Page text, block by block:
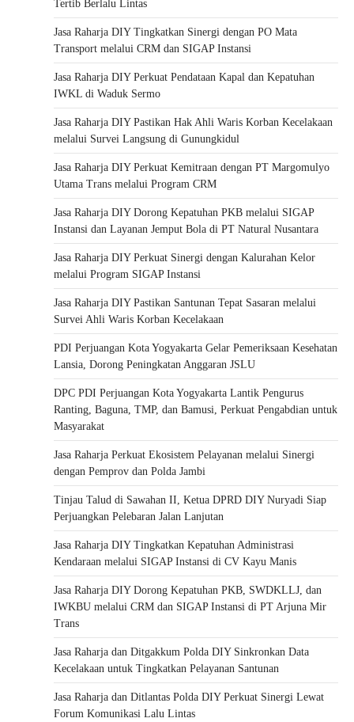
Tertib Berlalu Lintas
Jasa Raharja DIY Tingkatkan Sinergi dengan PO Mata
Transport melalui CRM dan SIGAP Instansi
Jasa Raharja DIY Perkuat Pendataan Kapal dan Kepatuhan
IWKL di Waduk Sermo
Jasa Raharja DIY Pastikan Hak Ahli Waris Korban Kecelakaan
melalui Survei Langsung di Gunungkidul
Jasa Raharja DIY Perkuat Kemitraan dengan PT Margomulyo
Utama Trans melalui Program CRM
Jasa Raharja DIY Dorong Kepatuhan PKB melalui SIGAP
Instansi dan Layanan Jemput Bola di PT Natural Nusantara
Jasa Raharja DIY Perkuat Sinergi dengan Kalurahan Kelor
melalui Program SIGAP Instansi
Jasa Raharja DIY Pastikan Santunan Tepat Sasaran melalui
Survei Ahli Waris Korban Kecelakaan
PDI Perjuangan Kota Yogyakarta Gelar Pemeriksaan Kesehatan
Lansia, Dorong Peningkatan Anggaran JSLU
DPC PDI Perjuangan Kota Yogyakarta Lantik Pengurus
Ranting, Baguna, TMP, dan Bamusi, Perkuat Pengabdian untuk
Masyarakat
Jasa Raharja Perkuat Ekosistem Pelayanan melalui Sinergi
dengan Pemprov dan Polda Jambi
Tinjau Talud di Sawahan II, Ketua DPRD DIY Nuryadi Siap
Perjuangkan Pelebaran Jalan Lanjutan
Jasa Raharja DIY Tingkatkan Kepatuhan Administrasi
Kendaraan melalui SIGAP Instansi di CV Kayu Manis
Jasa Raharja DIY Dorong Kepatuhan PKB, SWDKLLJ, dan
IWKBU melalui CRM dan SIGAP Instansi di PT Arjuna Mir
Trans
Jasa Raharja dan Ditgakkum Polda DIY Sinkronkan Data
Kecelakaan untuk Tingkatkan Pelayanan Santunan
Jasa Raharja dan Ditlantas Polda DIY Perkuat Sinergi Lewat
Forum Komunikasi Lalu Lintas